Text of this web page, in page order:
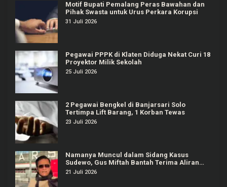
Motif Bupati Pemalang Peras Bawahan dan
Pihak Swasta untuk Urus Perkara Korupsi
31 Juli 2026
Pegawai PPPK di Klaten Diduga Nekat Curi 18
Proyektor Milik Sekolah
25 Juli 2026
2 Pegawai Bengkel di Banjarsari Solo
Tertimpa Lift Barang, 1 Korban Tewas
23 Juli 2026
Namanya Muncul dalam Sidang Kasus
Sudewo, Gus Miftah Bantah Terima Aliran
Dana Rp100 Juta
21 Juli 2026